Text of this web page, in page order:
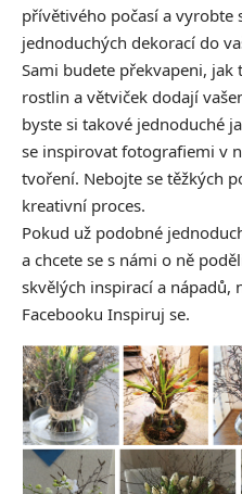
přívětivého počasí a vyrobte
jednoduchých dekorací do
Sami budete překvapeni,
rostlin a větviček dodají
byste si takové jednoduché
se inspirovat fotografiemi v
tvoření. Nebojte se těžkých
kreativní proces.
Pokud už podobné
a chcete se s námi o ně
skvělých inspirací a nápadů,
Facebooku Inspiruj se.